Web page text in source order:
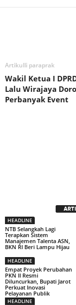
Artikulli paraprak
Wakil Ketua I
Lalu Wirajaya
Perbanyak Event
HEADLINE
NTB Selangkah Lagi
Terapkan Sistem
Manajemen Talenta ASN,
BKN RI Beri Lampu Hijau
HEADLINE
Empat Proyek Perubahan
PKN II Resmi
Diluncurkan, Bupati Jarot
Perkuat Inovasi
Pelayanan Publik
HEADLINE